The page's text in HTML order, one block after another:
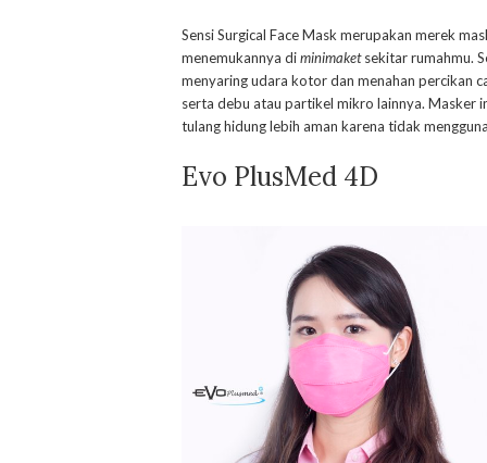
Sensi Surgical Face Mask merupakan merek
menemukannya diminimaketsekitar rumahmu.
menyaring udara kotor dan menahan percikan
serta debu atau partikel mikro lainnya. Masker
tulang hidung lebih aman karena tidak
Evo PlusMed 4D